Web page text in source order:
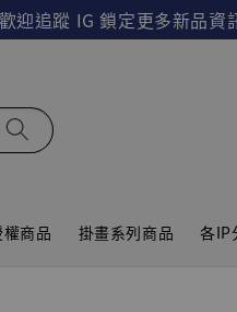
歡迎追蹤 IG 鎖定更多新品資
商品 掛畫系列商品 各IP